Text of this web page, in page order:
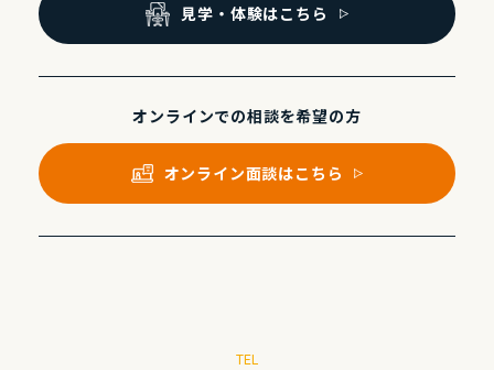
⾒学・体験はこちら
オンラインでの相談を希望の⽅
オンライン⾯談はこちら
TEL